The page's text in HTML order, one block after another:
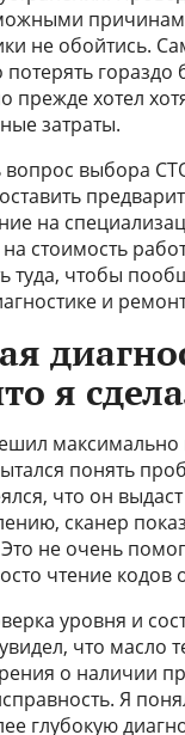
не обойтись.
прежде хотел
затраты.
вопрос выбора
на
стоимость
туда, чтобы
и
я
максимально
понять
что он
сканер
не очень
чтение кодов
уровня и
что масло
о наличии
Я
глубокую